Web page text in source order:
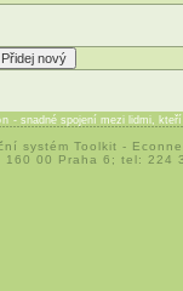
- snadné spojení mezi lidmi,
systém Toolkit -
160 00 Praha 6; tel: 224